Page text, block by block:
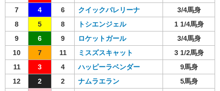
7
4 6 クイックバレリーナ
3/4馬身
8
5 8 トシエンジェル
1 1/4馬身
9
6 9 ロケットガール
3/4馬身
10
7 11 ミスズスキャット
3 1/2馬身
11
3 4 ハッピーラベンダー
9馬身
12
2 2 ナムラエラン
5馬身